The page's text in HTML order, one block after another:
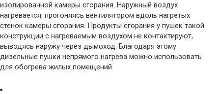
изолированной камеры сгорания. Наружный воздух
нагревается, прогоняясь вентилятором вдоль нагретых
стенок камеры сгорания. Продукты сгорания у пушек такой
конструкции с нагреваемым воздухом не контактируют,
выводясь наружу через дымоход. Благодаря этому
дизельные пушки непрямого нагрева можно использовать
для обогрева жилых помещений.